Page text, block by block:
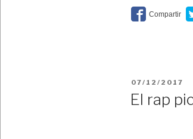
PUBLICADO
07/12/2017
El rap